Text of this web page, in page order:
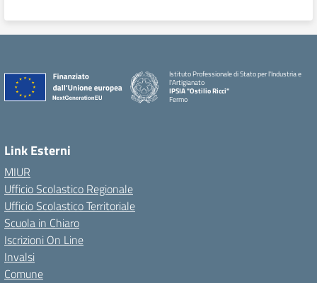
Istituto Professionale di Stato per l'Industria e
l'Artigianato
IPSIA "Ostilio Ricci"
Fermo
Link Esterni
MIUR
Ufficio Scolastico Regionale
Ufficio Scolastico Territoriale
Scuola in Chiaro
Iscrizioni On Line
Invalsi
Comune